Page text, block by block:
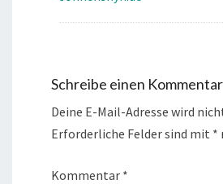
Schreibe einen Kommentar
Deine E-Mail-Adresse wird
Erforderliche Felder sind mit *
Kommentar *